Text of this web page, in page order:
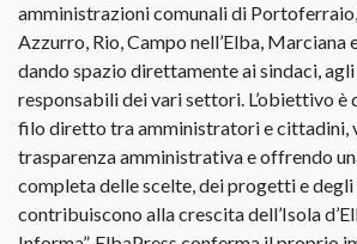
amministrazioni comunali di
Azzurro, Rio, Campo nell’Elba, Marciana
dando spazio direttamente ai sindaci, agli
responsabili dei vari settori. L’obiettivo è
filo diretto tra amministratori e cittadini,
trasparenza amministrativa e offrendo
completa delle scelte, dei progetti e
contribuiscono alla crescita dell’Isola